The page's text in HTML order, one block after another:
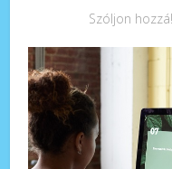
Szóljon hozzá!